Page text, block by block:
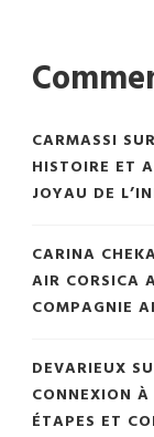
CARMASSI SUR
HISTOIRE ET
JOYAU DE
CARINA
AIR CORSICA
COMPAGNIE
DEVARIEUX
CONNEXION
ÉTAPES ET